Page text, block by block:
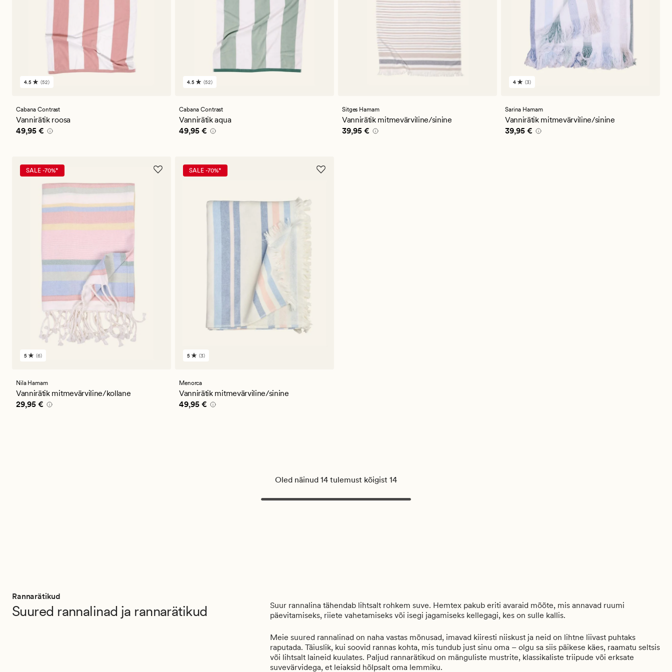
52
hinnanguga
4.5
4.5 (52)
Cabana Contrast
Vannirätik roosa
Pris_ee 49,95 €
49,95 €
52
hinnanguga
4.5
4.5 (52)
Cabana Contrast
Vannirätik aqua
Pris_ee 49,95 €
49,95 €
Sitges Hamam
Vannirätik mitmevärviline/sinine
Pris_ee 39,95 €
39,95 €
3
hinnanguga
4
4 (3)
Sarina Hamam
Vannirätik mitmevärviline/sinine
Pris_ee 39,95 €
39,95 €
SALE -70%*
6
hinnanguga
5
5 (6)
Nila Hamam
Vannirätik mitmevärviline/kollane
Pris_ee 29,95 €
29,95 €
SALE -70%*
3
hinnanguga
5
5 (3)
Menorca
Vannirätik mitmevärviline/sinine
Pris_ee 49,95 €
49,95 €
Oled näinud 14 tulemust kõigist 14
Rannarätikud
Suured rannalinad ja rannarätikud
Suur rannalina tähendab lihtsalt rohkem suve. Hemtex pakub eriti avaraid mõõte, mis annavad ruumi
päevitamiseks, riiete vahetamiseks või isegi jagamiseks kellegagi, kes on sulle kallis.
Meie suured rannalinad on naha vastas mõnusad, imavad kiiresti niiskust ja neid on lihtne liivast puhtaks
raputada. Täiuslik, kui soovid rannas kohta, mis tundub just sinu oma – olgu sa siis päikese käes, raamatu seltsis
või lihtsalt laineid kuulates. Paljud rannarätikud on mänguliste mustrite, klassikaliste triipude või erksate
suvevärvidega, et leiaksid hõlpsalt oma lemmiku.